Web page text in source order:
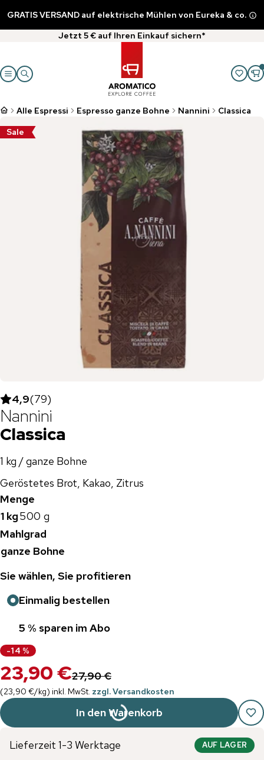
GRATIS VERSAND auf elektrische Mühlen von Eureka & co.
Jetzt 5 € auf Ihren Einkauf sichern*
Alle Espressi Espresso ganze Bohne Nannini
Classica
Sale
4,9(79)
Nannini
Classica
1 kg / ganze Bohne
Geröstetes Brot, Kakao, Zitrus
Menge
1 kg500 g
Mahlgrad
ganze Bohne
Sie wählen, Sie profitieren
Einmalig bestellen
5 % sparen im Abo
-14 %
23,90 €27,90 €
(23,90 €/kg) inkl. MwSt. zzgl. Versandkosten
In den Warenkorb
Lieferzeit 1-3 Werktage AUF LAGER